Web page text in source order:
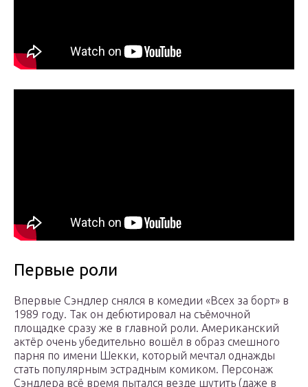
Первые роли
Впервые Сэндлер снялся в комедии «Всех за борт» в
1989 году. Так он дебютировал на съёмочной
площадке сразу же в главной роли. Американский
актёр очень убедительно вошёл в образ смешного
парня по имени Шекки, который мечтал однажды
стать популярным эстрадным комиком. Персонаж
Сэндлера всё время пытался везде шутить (даже в